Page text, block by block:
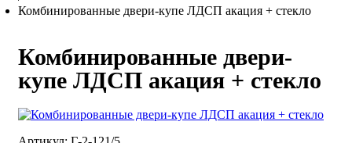
Комбинированные двери-купе ЛДСП акация + стекло
Комбинированные двери-
купе ЛДСП акация + стекло